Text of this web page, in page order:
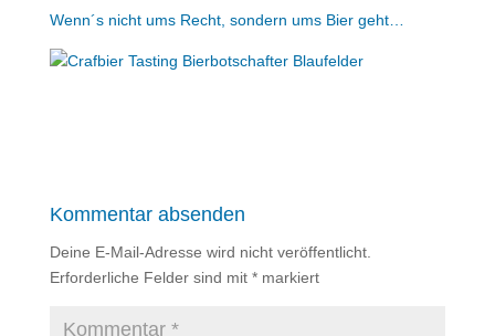
Wenn´s nicht ums Recht, sondern ums Bier geht…
Kommentar absenden
Deine E-Mail-Adresse wird nicht veröffentlicht.
Erforderliche Felder sind mit *markiert